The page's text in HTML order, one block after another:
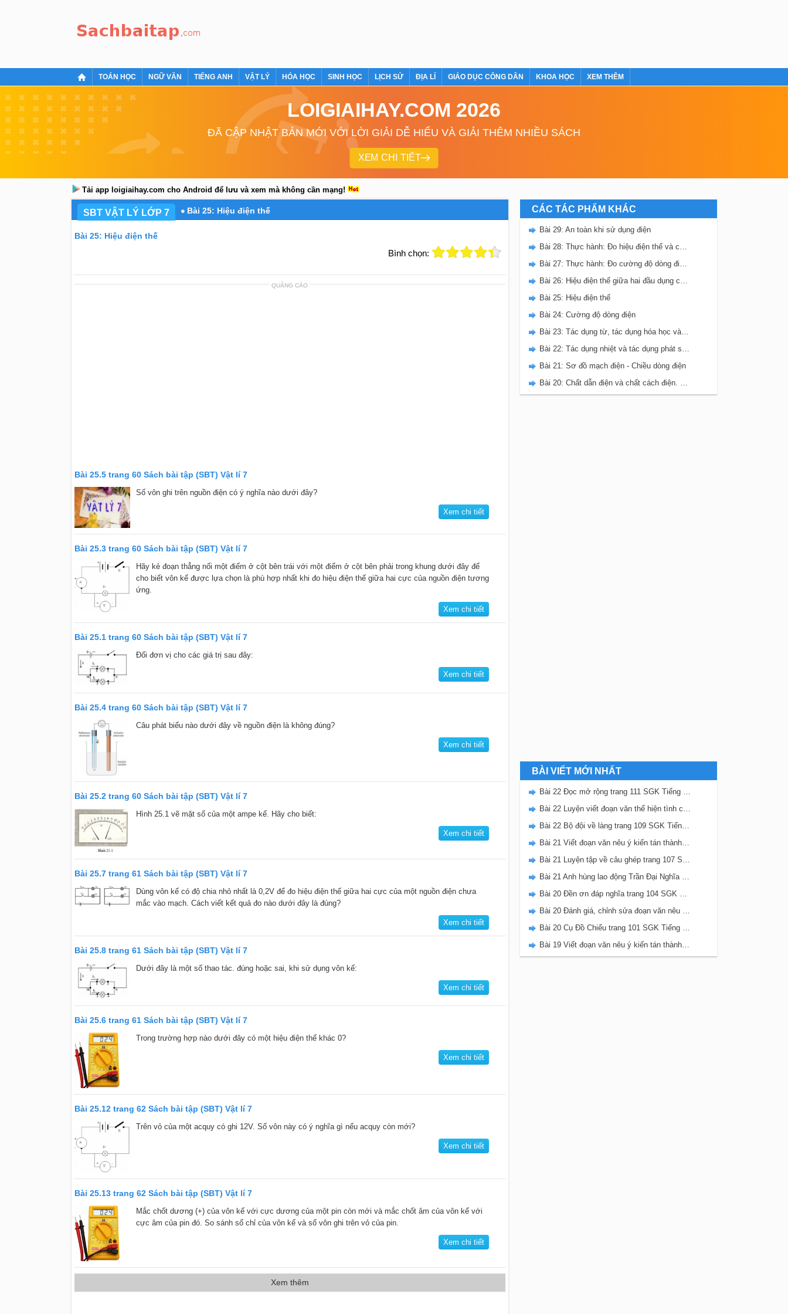
TOÁN HỌC NGỮ VĂN TIẾNG ANH VẬT LÝ HÓA HỌC SINH HỌC LỊCH SỬ ĐỊA LÍ GIÁO DỤC CÔNG DÂN KHOA HỌC XEM THÊM
LOIGIAIHAY.COM 2026
ĐÃ CẬP NHẬT BẢN MỚI VỚI LỜI GIẢI DỄ HIỂU VÀ GIẢI THÊM NHIỀU SÁCH
XEM CHI TIẾT
Tải app loigiaihay.com cho Android để lưu và xem mà không cần mạng!
SBT VẬT LÝ LỚP 7 Bài 25: Hiệu điện thế
Bài 25: Hiệu điện thế
Bình chọn:
QUẢNG CÁO
Bài 25.5 trang 60 Sách bài tập (SBT) Vật lí 7
Số vôn ghi trên nguồn điện có ý nghĩa nào dưới đây?
Xem chi tiết
Bài 25.3 trang 60 Sách bài tập (SBT) Vật lí 7
Hãy kẻ đoạn thẳng nối một điểm ở cột bên trái với một điểm ở cột bên phải trong khung dưới đây để
cho biết vôn kế được lựa chọn là phù hợp nhất khi đo hiệu điện thế giữa hai cực của nguồn điện tương
ứng.
Xem chi tiết
Bài 25.1 trang 60 Sách bài tập (SBT) Vật lí 7
Đổi đơn vị cho các giá trị sau đây:
Xem chi tiết
Bài 25.4 trang 60 Sách bài tập (SBT) Vật lí 7
Câu phát biểu nào dưới đây về nguồn điện là không đúng?
Xem chi tiết
Bài 25.2 trang 60 Sách bài tập (SBT) Vật lí 7
Hình 25.1 vẽ mặt số của một ampe kế. Hãy cho biết:
Xem chi tiết
Bài 25.7 trang 61 Sách bài tập (SBT) Vật lí 7
Dùng vôn kế có độ chia nhỏ nhất là 0,2V để đo hiệu điện thế giữa hai cực của một nguồn điện chưa
mắc vào mạch. Cách viết kết quả đo nào dưới đây là đúng?
Xem chi tiết
Bài 25.8 trang 61 Sách bài tập (SBT) Vật lí 7
Dưới đây là một số thao tác. đúng hoặc sai, khi sử dụng vôn kế:
Xem chi tiết
Bài 25.6 trang 61 Sách bài tập (SBT) Vật lí 7
Trong trường hợp nào dưới đây có một hiệu điện thế khác 0?
Xem chi tiết
Bài 25.12 trang 62 Sách bài tập (SBT) Vật lí 7
Trên vỏ của một acquy có ghi 12V. Số vôn này có ý nghĩa gì nếu acquy còn mới?
Xem chi tiết
Bài 25.13 trang 62 Sách bài tập (SBT) Vật lí 7
Mắc chốt dương (+) của vôn kế với cực dương của một pin còn mới và mắc chốt âm của vôn kế với
cực âm của pin đó. So sánh số chỉ của vôn kế và số vôn ghi trên vỏ của pin.
Xem chi tiết
Xem thêm
CÁC TÁC PHẨM KHÁC
Bài 29: An toàn khi sử dụng điện
Bài 28: Thực hành: Đo hiệu điện thế và cường độ dòng điện đối với mạch điện song song
Bài 27: Thực hành: Đo cường độ dòng điện và hiệu điện thế đối với đoạn mạch nối tiếp
Bài 26: Hiệu điện thế giữa hai đầu dụng cụ dùng điện
Bài 25: Hiệu điện thế
Bài 24: Cường độ dòng điện
Bài 23: Tác dụng từ, tác dụng hóa học và tác dụng sinh lí của dòng điện
Bài 22: Tác dụng nhiệt và tác dụng phát sáng của dòng điện
Bài 21: Sơ đồ mạch điện - Chiều dòng điện
Bài 20: Chất dẫn điện và chất cách điện. Dòng điện trong kim loại
BÀI VIẾT MỚI NHẤT
Bài 22 Đọc mở rộng trang 111 SGK Tiếng Việt 5 Kết nối tri thức tập 2
Bài 22 Luyện viết đoạn văn thể hiện tình cảm, cảm xúc về một sự việc trang 111 SGK Tiếng Việt 5 Kết nối tri thức tập 2
Bài 22 Bộ đội về làng trang 109 SGK Tiếng Việt 5 Kết nối tri thức tập 2
Bài 21 Viết đoạn văn nêu ý kiến tán thành một sự việc, hiện tượng (Bài viết số 2) trang 108 SGK Tiếng Việt 5 Kết nối tri thức tập 2
Bài 21 Luyện tập về câu ghép trang 107 SGK Tiếng Việt 5 Kết nối tri thức tập 2
Bài 21 Anh hùng lao động Trần Đại Nghĩa trang 106 SGK Tiếng Việt 5 Kết nối tri thức tập 2
Bài 20 Đền ơn đáp nghĩa trang 104 SGK Tiếng Việt 5 Kết nối tri thức tập 2
Bài 20 Đánh giá, chỉnh sửa đoạn văn nêu ý kiến tán thành một sự vật, hiện tượng trang 103 SGK Tiếng Việt 5 Kết nối tri thức tập 2
Bài 20 Cụ Đồ Chiểu trang 101 SGK Tiếng Việt 5 Kết nối tri thức tập 2
Bài 19 Viết đoạn văn nêu ý kiến tán thành một sự việc, hiện tượng (Bài viết số 1) trang 100 SGK Tiếng Việt 5 Kết nối tri thức tập 2